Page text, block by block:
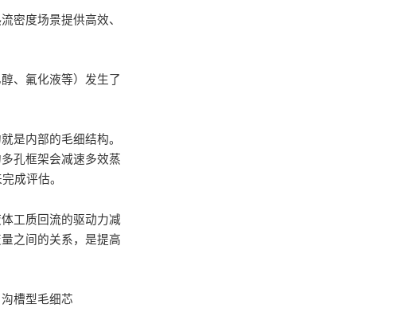
密度场景提供高效、
、氟化液等）发生了
是内部的毛细结构。
孔框架会减速多效蒸
成评估。
工质回流的驱动力减
之间的关系，是提高
槽型毛细芯